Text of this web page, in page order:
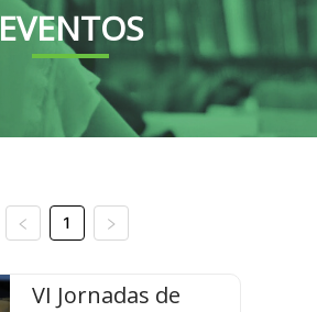
EVENTOS
1
VI Jornadas de